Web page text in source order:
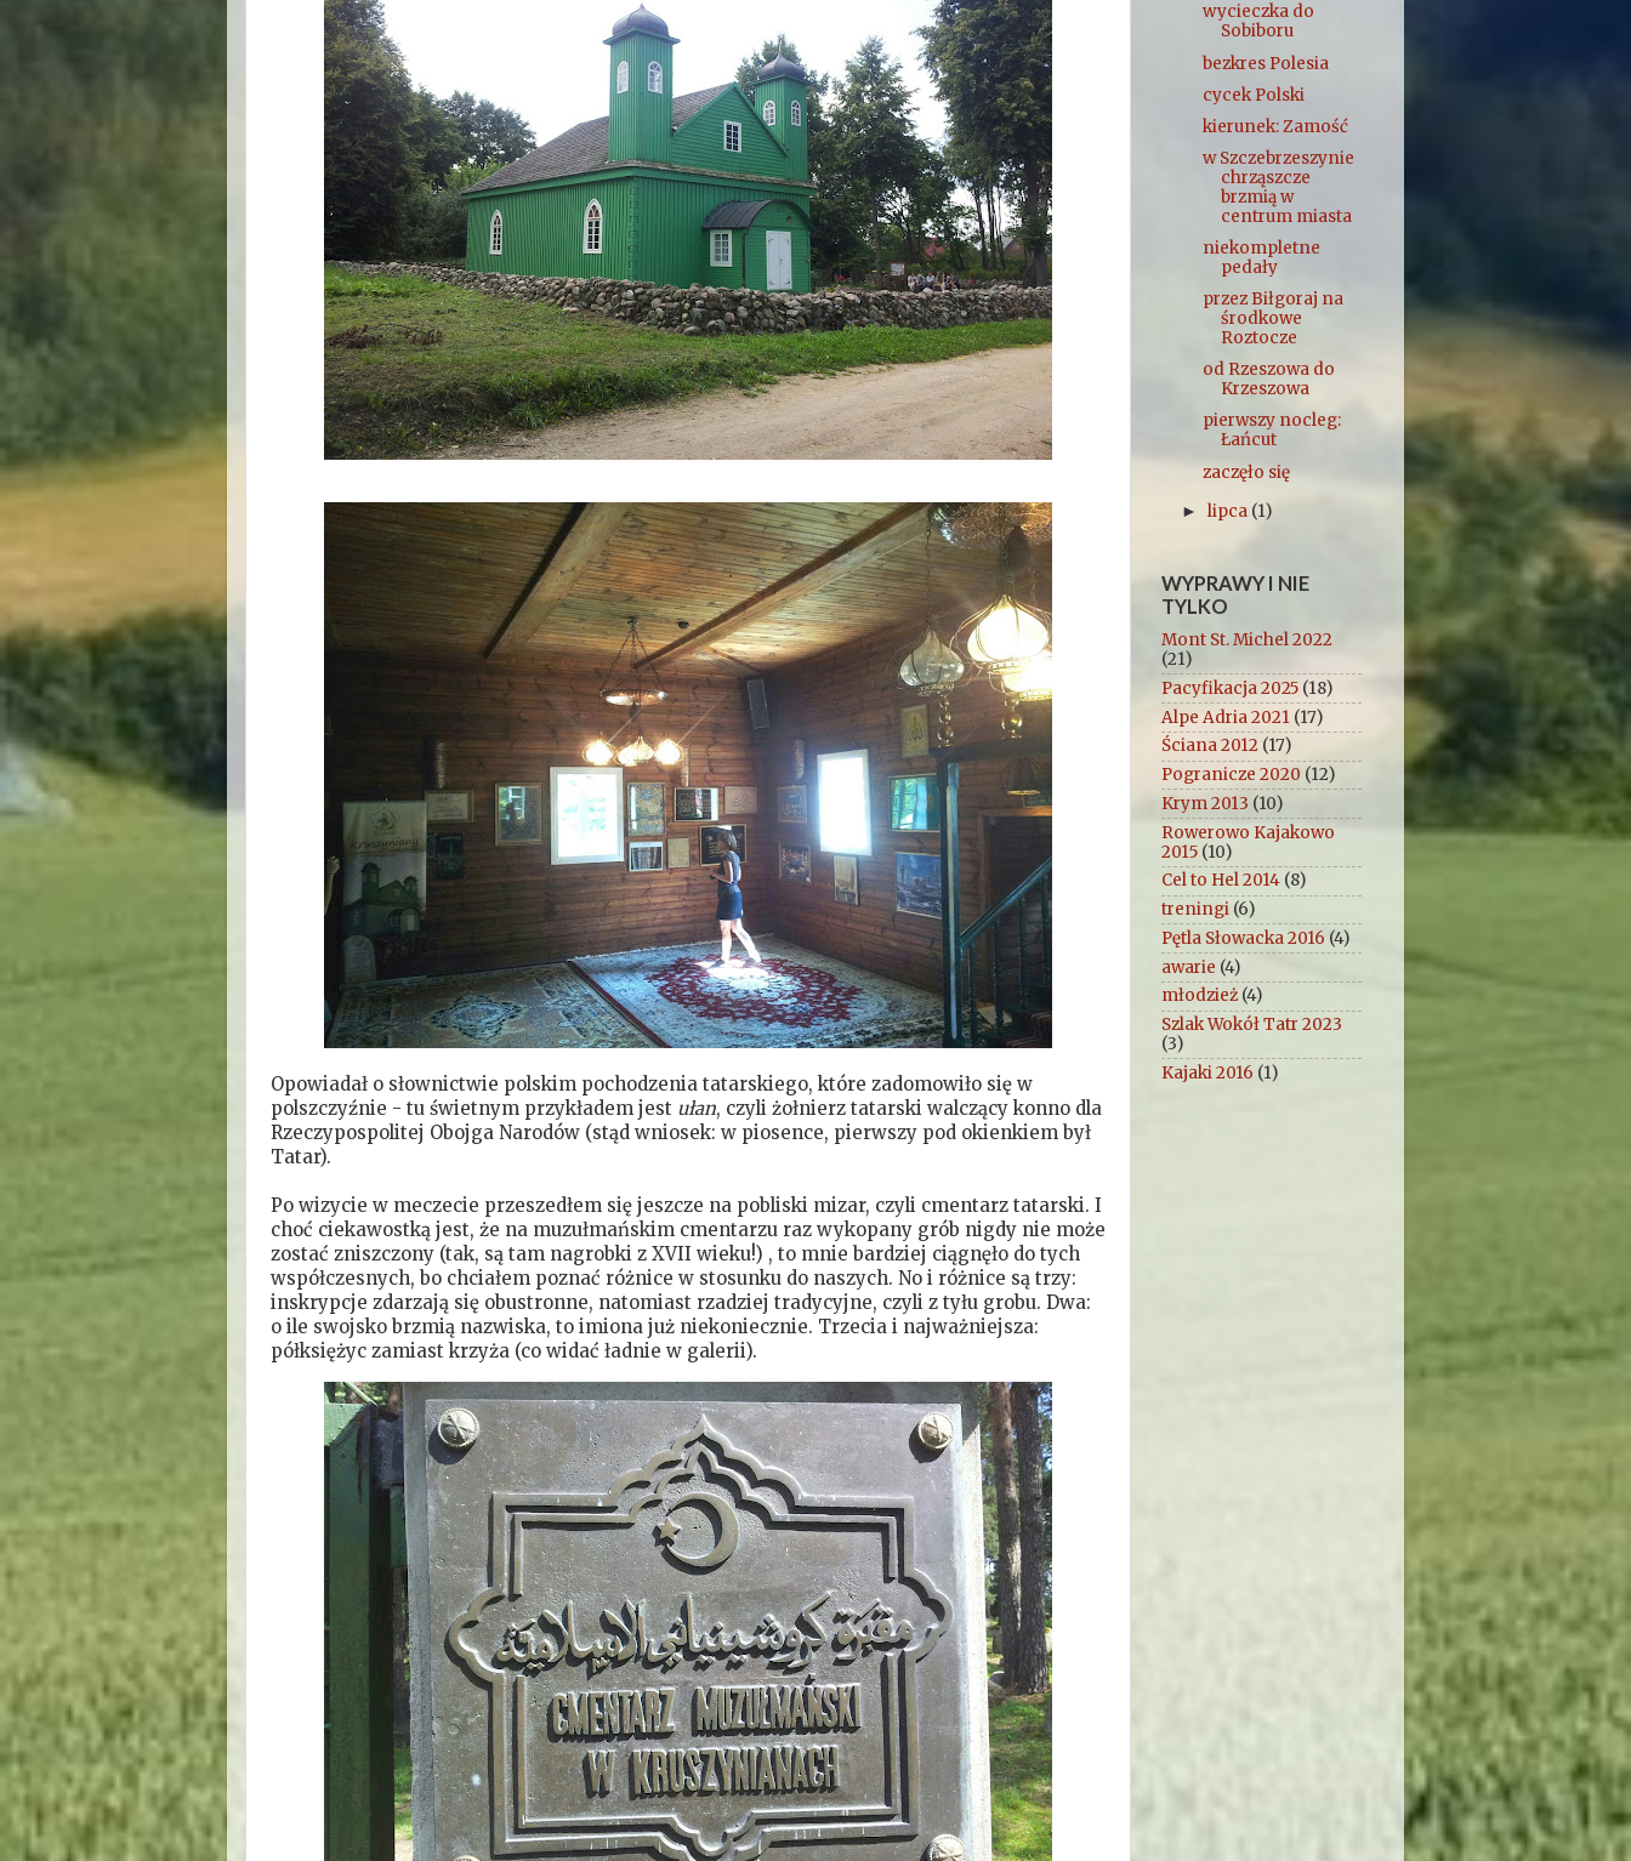
Opowiadał o słownictwie polskim pochodzenia tatarskiego, które zadomowiło się w
polszczyźnie - tu świetnym przykładem jest ułan, czyli żołnierz tatarski walczący konno dla
Rzeczypospolitej Obojga Narodów (stąd wniosek: w piosence, pierwszy pod okienkiem był
Tatar).
Po wizycie w meczecie przeszedłem się jeszcze na pobliski mizar, czyli cmentarz tatarski. I
choć ciekawostką jest, że na muzułmańskim cmentarzu raz wykopany grób nigdy nie może
zostać zniszczony (tak, są tam nagrobki z XVII wieku!) , to mnie bardziej ciągnęło do tych
współczesnych, bo chciałem poznać różnice w stosunku do naszych. No i różnice są trzy:
inskrypcje zdarzają się obustronne, natomiast rzadziej tradycyjne, czyli z tyłu grobu. Dwa:
o ile swojsko brzmią nazwiska, to imiona już niekoniecznie. Trzecia i najważniejsza:
półksiężyc zamiast krzyża (co widać ładnie w galerii).
wycieczka do
Sobiboru
bezkres Polesia
cycek Polski
kierunek: Zamość
w Szczebrzeszynie
chrząszcze
brzmią w
centrum miasta
niekompletne
pedały
przez Biłgoraj na
środkowe
Roztocze
od Rzeszowa do
Krzeszowa
pierwszy nocleg:
Łańcut
zaczęło się
►lipca (1)
WYPRAWY I NIE
TYLKO
Mont St. Michel 2022
(21)
Pacyfikacja 2025 (18)
Alpe Adria 2021 (17)
Ściana 2012 (17)
Pogranicze 2020 (12)
Krym 2013 (10)
Rowerowo Kajakowo
2015 (10)
Cel to Hel 2014 (8)
treningi (6)
Pętla Słowacka 2016 (4)
awarie (4)
młodzież (4)
Szlak Wokół Tatr 2023
(3)
Kajaki 2016 (1)